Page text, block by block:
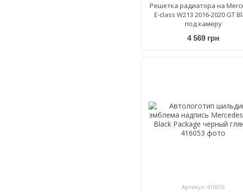
Решетка радиатора на
E-class W213 2016-2020 GT
под камеру
4 569 грн
Артикул: 416053